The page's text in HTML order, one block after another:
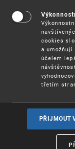
-- Termín: 1. 11.
Účast na
Více informací
Registrace
cookies
a umožňují
účelem
třetím
PŘIJMOUT